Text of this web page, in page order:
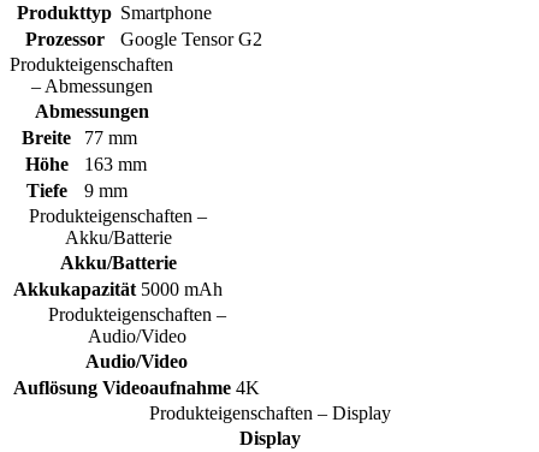
Produkttyp Smartphone
Prozessor
Google Tensor G2
Produkteigenschaften
– Abmessungen
Abmessungen
Breite
77 mm
Höhe
163 mm
Tiefe
9 mm
Produkteigenschaften –
Akku/Batterie
Akku/Batterie
Akkukapazität 5000 mAh
Produkteigenschaften –
Audio/Video
Audio/Video
Auflösung Videoaufnahme 4K
Produkteigenschaften – Display
Display